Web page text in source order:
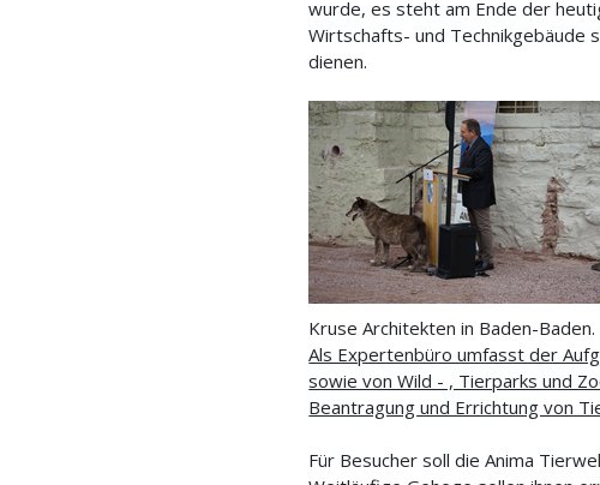
wurde, es steht am Ende der
Wirtschafts- und Technikgebäude
dienen.
Kruse Architekten in Baden-Baden.
Als Expertenbüro umfasst der
sowie von Wild - , Tierparks und
Beantragung und Errichtung von
Für Besucher soll die Anima